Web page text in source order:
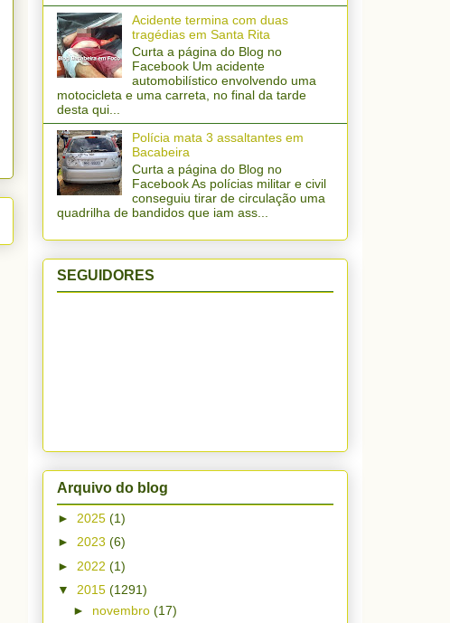
Acidente termina com duas
tragédias em Santa Rita
Curta a página do Blog no
Facebook Um acidente
automobilístico envolvendo uma
motocicleta e uma carreta, no final da tarde
desta qui...
Polícia mata 3 assaltantes em
Bacabeira
Curta a página do Blog no
Facebook As polícias militar e civil
conseguiu tirar de circulação uma
quadrilha de bandidos que iam ass...
SEGUIDORES
Arquivo do blog
► 2025 (1)
► 2023 (6)
► 2022 (1)
▼ 2015 (1291)
► novembro (17)